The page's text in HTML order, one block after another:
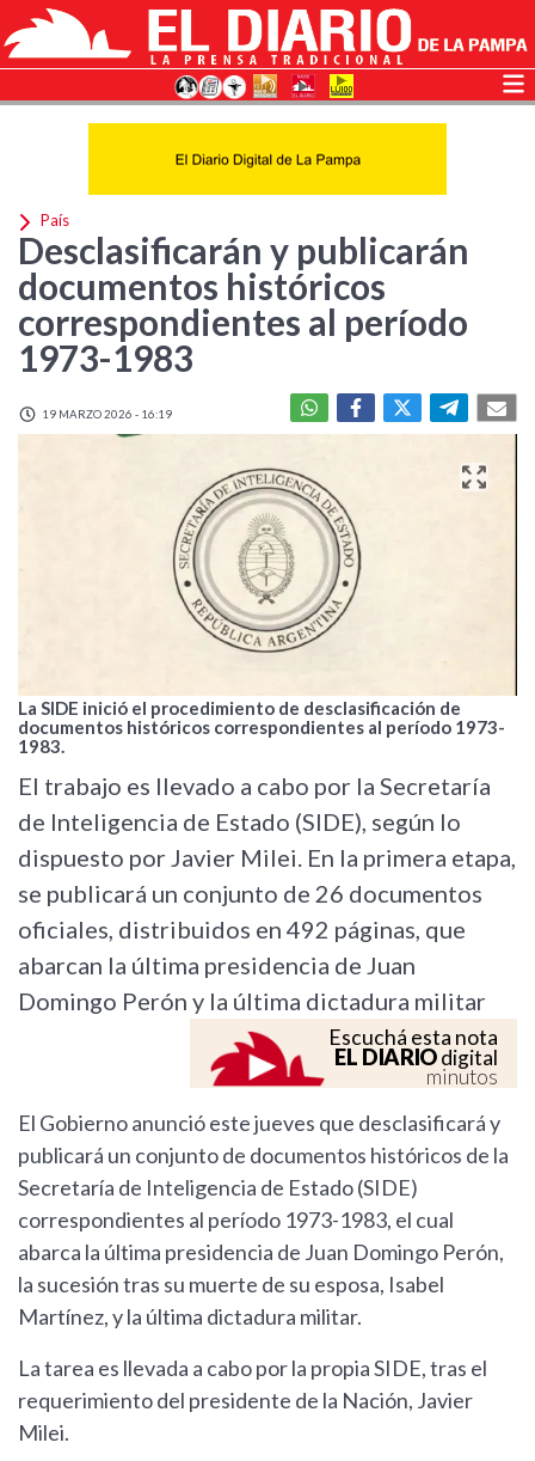
País
Desclasificarán y publicarán
documentos históricos
correspondientes al período
1973-1983
19 MARZO 2026 - 16:19
La SIDE inició el procedimiento de desclasificación de
documentos históricos correspondientes al período 1973-
1983.
El trabajo es llevado a cabo por la Secretaría
de Inteligencia de Estado (SIDE), según lo
dispuesto por Javier Milei. En la primera etapa,
se publicará un conjunto de 26 documentos
oficiales, distribuidos en 492 páginas, que
abarcan la última presidencia de Juan
Domingo Perón y la última dictadura militar
Escuchá esta nota
EL DIARIOdigital
minutos
El Gobierno anunció este jueves que desclasificará y
publicará un conjunto de documentos históricos de la
Secretaría de Inteligencia de Estado (SIDE)
correspondientes al período 1973-1983, el cual
abarca la última presidencia de Juan Domingo Perón,
la sucesión tras su muerte de su esposa, Isabel
Martínez, y la última dictadura militar.
La tarea es llevada a cabo por la propia SIDE, tras el
requerimiento del presidente de la Nación, Javier
Milei.